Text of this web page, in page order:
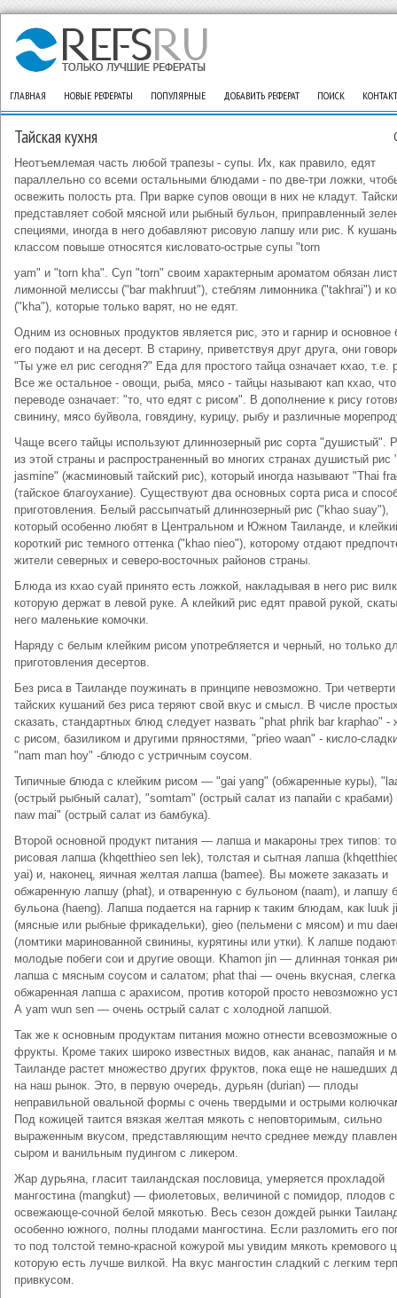
ГЛАВНАЯ НОВЫЕ РЕФЕРАТЫ ПОПУЛЯРНЫЕ ДОБАВИТЬ РЕФЕРАТ ПОИСК
Тайская кухня
Неотъемлемая часть любой трапезы - супы. Их, как правило, едят
параллельно со всеми остальными блюдами - по две-три ложки,
освежить полость рта. При варке супов овощи в них не кладут.
представляет собой мясной или рыбный бульон, приправленный
специями, иногда в него добавляют рисовую лапшу или рис. К
классом повыше относятся кисловато-острые супы "torn
yam" и "torn kha". Суп "torn" своим характерным ароматом обязан
лимонной мелиссы ("bar makhruut"), стеблям лимонника ("takhrai") и
("kha"), которые только варят, но не едят.
Одним из основных продуктов является рис, это и гарнир и основное
его подают и на десерт. В старину, приветствуя друг друга, они
"Ты уже ел рис сегодня?" Еда для простого тайца означает кхао, т.е.
Все же остальное - овощи, рыба, мясо - тайцы называют кап кхао,
переводе означает: "то, что едят с рисом". В дополнение к рису
свинину, мясо буйвола, говядину, курицу, рыбу и различные
Чаще всего тайцы используют длиннозерный рис сорта "душистый".
из этой страны и распространенный во многих странах душистый рис
jasmine" (жасминовый тайский рис), который иногда называют "Thai
(тайское благоухание). Существуют два основных сорта риса и
приготовления. Белый рассыпчатый длиннозерный рис ("khao suay"),
который особенно любят в Центральном и Южном Таиланде, и
короткий рис темного оттенка ("khao nieo"), которому отдают
жители северных и северо-восточных районов страны.
Блюда из кхао суай принято есть ложкой, накладывая в него рис
которую держат в левой руке. А клейкий рис едят правой рукой,
него маленькие комочки.
Наряду с белым клейким рисом употребляется и черный, но только
приготовления десертов.
Без риса в Таиланде поужинать в принципе невозможно. Три четверти
тайских кушаний без риса теряют свой вкус и смысл. В числе
сказать, стандартных блюд следует назвать "phat phrik bar kraphao" -
с рисом, базиликом и другими пряностями, "prieo waan" - кисло-
"nam man hoy" -блюдо с устричным соусом.
Типичные блюда с клейким рисом — "gai yang" (обжаренные куры),
(острый рыбный салат), "somtam" (острый салат из папайи с крабами)
naw mai" (острый салат из бамбука).
Второй основной продукт питания — лапша и макароны трех типов:
рисовая лапша (khqetthieo sen lek), толстая и сытная лапша
yai) и, наконец, яичная желтая лапша (bamee). Вы можете заказать и
обжаренную лапшу (phat), и отваренную с бульоном (naam), и лапшу
бульона (haeng). Лапша подается на гарнир к таким блюдам, как luuk
(мясные или рыбные фрикадельки), gieo (пельмени с мясом) и mu
(ломтики маринованной свинины, курятины или утки). К лапше
молодые побеги сои и другие овощи. Khamon jin — длинная тонкая
лапша с мясным соусом и салатом; phat thai — очень вкусная, слегка
обжаренная лапша с арахисом, против которой просто невозможно
А yam wun sen — очень острый салат с холодной лапшой.
Так же к основным продуктам питания можно отнести всевозможные
фрукты. Кроме таких широко известных видов, как ананас, папайя и
Таиланде растет множество других фруктов, пока еще не нашедших
на наш рынок. Это, в первую очередь, дурьян (durian) — плоды
неправильной овальной формы с очень твердыми и острыми
Под кожицей таится вязкая желтая мякоть с неповторимым, сильно
выраженным вкусом, представляющим нечто среднее между
сыром и ванильным пудингом с ликером.
Жар дурьяна, гласит таиландская пословица, умеряется прохладой
мангостина (mangkut) — фиолетовых, величиной с помидор, плодов с
освежающе-сочной белой мякотью. Весь сезон дождей рынки
особенно южного, полны плодами мангостина. Если разломить его
то под толстой темно-красной кожурой мы увидим мякоть кремового
которую есть лучше вилкой. На вкус мангостин сладкий с легким
привкусом.